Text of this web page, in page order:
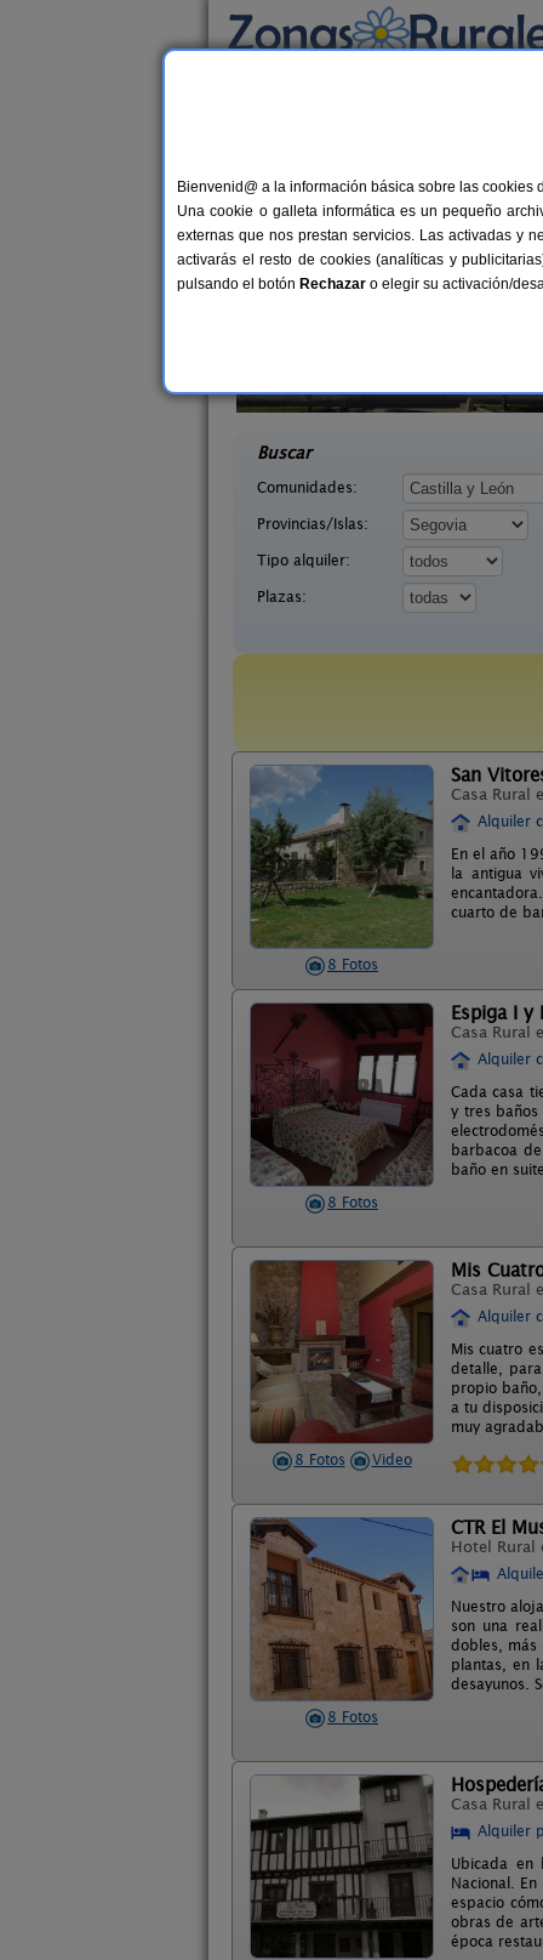
Casas Rurales cerca
55 €
Buscar
Comunidades:
Provincias/Islas:
Tipo alquiler:
Plazas:
8 Fotos
San
Casa Rural
Alquiler
En el año
la antigua
cuarto de
8 Fotos
Espiga I y
Casa Rural
Alquiler
Cada casa
y tres
barbacoa
baño en
8 Fotos Video
Mis
Casa Rural
Alquiler
Mis cuatro
detalle,
propio
a tu
muy
8 Fotos
CTR El
Hotel Rural
Nuestro
son una
dobles, más
plantas, en
desayunos.
Casa Rural
Alquiler
Ubicada en
Nacional.
espacio
obras de
época
Bienvenid@ a la información básica sobre las cookies
Una cookie o galleta informática es un pequeño
externas que nos prestan servicios. Las activadas y
activarás el resto de cookies (analíticas y
pulsando el botón Rechazar o elegir su activación/